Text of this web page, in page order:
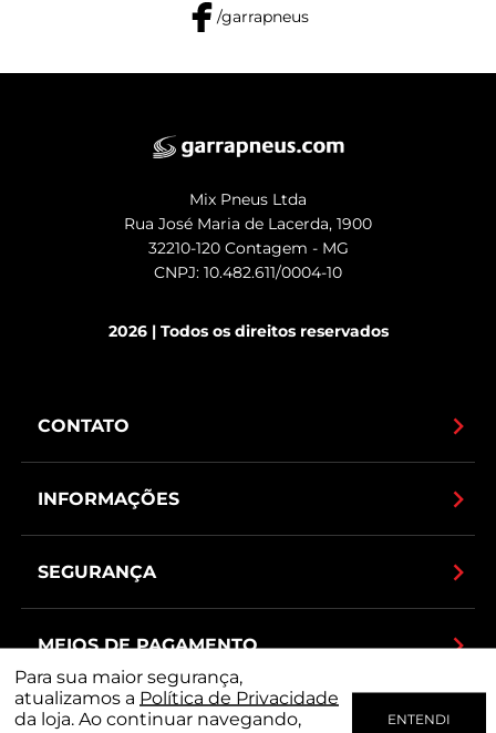
Para sua maior segurança,
atualizamos a Política de Privacidade
da loja. Ao continuar navegando,
ENTENDI
/garrapneus
Mix Pneus Ltda
Rua José Maria de Lacerda, 1900
32210-120 Contagem - MG
CNPJ: 10.482.611/0004-10
2026 | Todos os direitos reservados
CONTATO
INFORMAÇÕES
SEGURANÇA
MEIOS DE PAGAMENTO